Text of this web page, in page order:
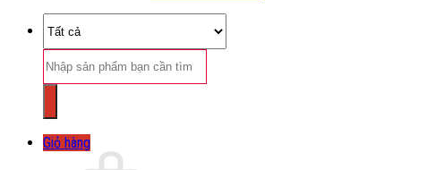
kiếm:
Giỏ hàng